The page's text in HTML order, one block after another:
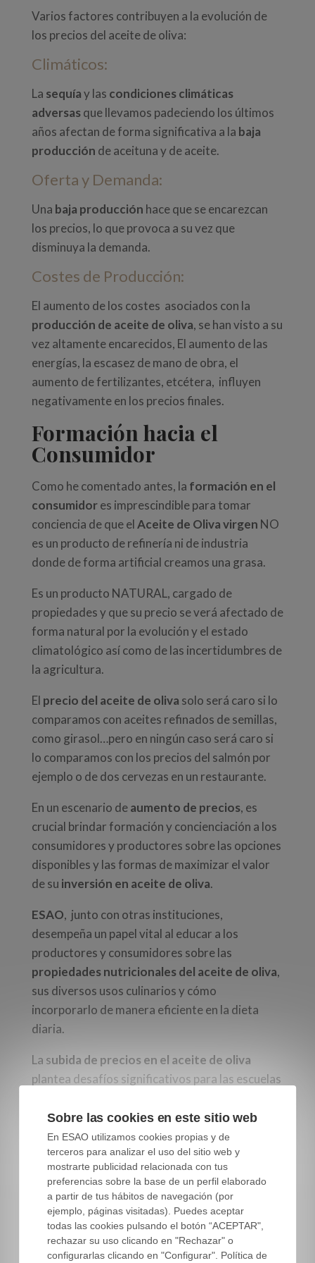
Varios factores contribuyen a la evolución de
los precios del aceite de oliva:
Climáticos:
La sequíay las condiciones climáticas
adversasque llevamos padeciendo los últimos
años afectan de forma significativa a la baja
producción de aceituna y de aceite.
Oferta y Demanda:
Una baja producción hace que se encarezcan
los precios, lo que provoca a su vez que
disminuya la demanda.
Costes de Producción:
El aumento de los costes asociados con la
producción de aceite de oliva, se han visto a su
vez altamente encarecidos, El aumento de las
energías, la escasez de mano de obra, el
aumento de fertilizantes, etcétera, influyen
negativamente en los precios finales.
Formación hacia el
Consumidor
Como he comentado antes, la formación en el
consumidores imprescindible para tomar
conciencia de que elAceite de Oliva virgen NO
es un producto de refinería ni de industria
donde de forma artificial creamos una grasa.
Es un producto NATURAL, cargado de
propiedades y que su precio se verá afectado de
forma natural por la evolución y el estado
climatológico así como de las incertidumbres de
la agricultura.
El precio del aceite de oliva solo será caro si lo
comparamos con aceites refinados de semillas,
como girasol…pero en ningún caso será caro si
lo comparamos con los precios del salmón por
ejemplo o de dos cervezas en un restaurante.
En un escenario deaumento de precios, es
crucial brindar formación y concienciación a los
consumidores y productores sobre las opciones
disponibles y las formas de maximizar el valor
de su inversión en aceite de oliva.
ESAO, junto con otras instituciones,
desempeña un papel vital al educar a los
productores y consumidores sobre las
propiedades nutricionales del aceite de oliva,
sus diversos usos culinarios y cómo
incorporarlo de manera eficiente en la dieta
diaria.
La subida de precios en el aceite de oliva
plantea desafíos significativos para las escuelas
aumento es fundamental para abordar el
problema de manera efectiva.
Al mismo tiempo, laformación hacia el
consumidoremerge como unaestrategia
esencialpara garantizar que elvalor
nutricional y culinario del aceite de olivano se
Sobre las cookies en este sitio web
En ESAO utilizamos cookies propias y de
terceros para analizar el uso del sitio web y
mostrarte publicidad relacionada con tus
preferencias sobre la base de un perfil elaborado
a partir de tus hábitos de navegación (por
ejemplo, páginas visitadas). Puedes aceptar
todas las cookies pulsando el botón “ACEPTAR",
rechazar su uso clicando en "Rechazar" o
configurarlas clicando en "Configurar". Política de